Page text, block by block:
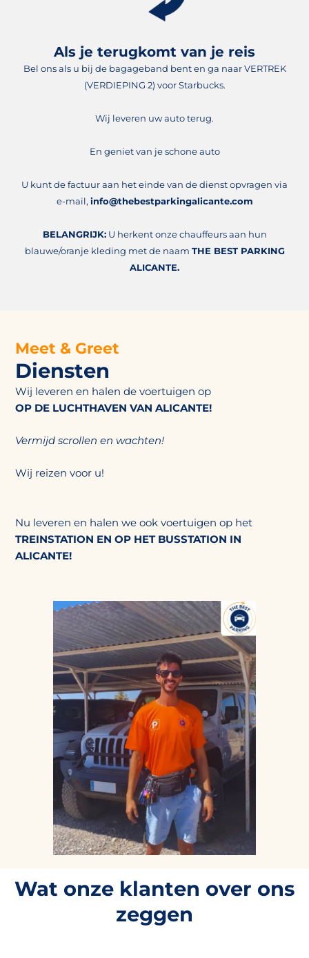
Als je terugkomt van je reis
Bel ons als u bij de bagageband bent en ga naar VERTREK
(VERDIEPING 2) voor Starbucks.
Wij leveren uw auto terug.
En geniet van je schone auto
U kunt de factuur aan het einde van de dienst opvragen via
e-mail, info@thebestparkingalicante.com
BELANGRIJK:U herkent onze chauffeurs aan hun
blauwe/oranje kleding met de naam THE BEST PARKING
ALICANTE.
Meet & Greet
Diensten
Wij leveren en halen de voertuigen op
OP DE LUCHTHAVEN VAN ALICANTE!
Vermijd scrollen en wachten!
Wij reizen voor u!
Nu leveren en halen we ook voertuigen op het
TREINSTATION EN OP HET BUSSTATION IN
ALICANTE!
Wat onze klanten over ons
zeggen